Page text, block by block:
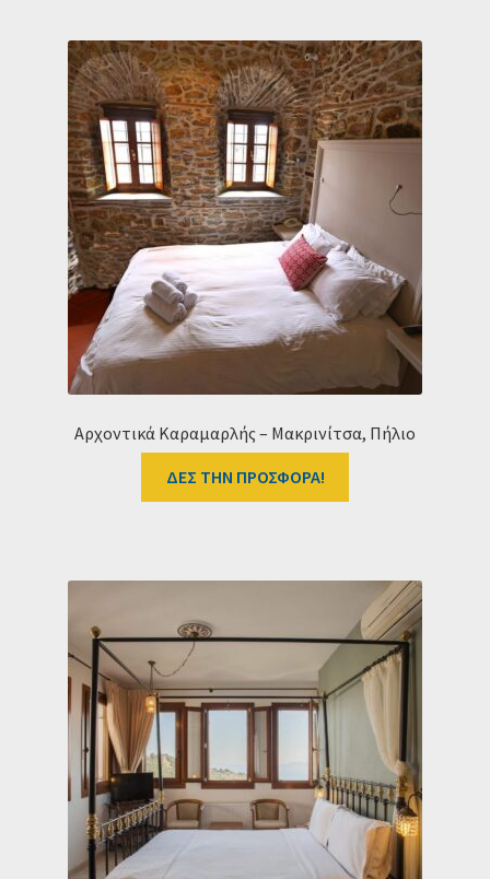
Κατάστημα
Ο λογαριασμός μου
Ταμείο
HOME
Αρχοντικά Καραμαρλής – Μακρινίτσα, Πήλιο
ΔΕΣ ΤΗΝ ΠΡΟΣΦΟΡΑ!